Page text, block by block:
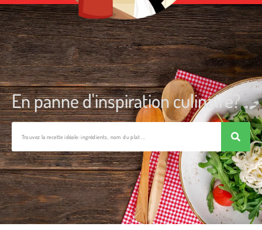
En panne d'inspiration culinaire?